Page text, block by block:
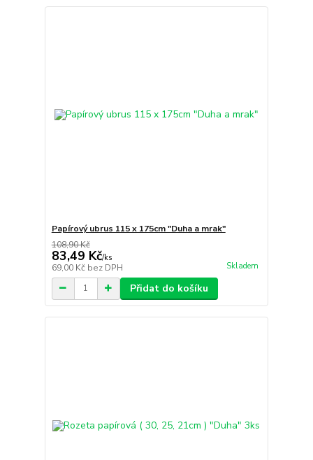
Papírový ubrus 115 x 175cm "Duha a mrak"
108,90 Kč
83,49 Kč/ks
69,00 Kč bez DPH Skladem
Přidat do košíku